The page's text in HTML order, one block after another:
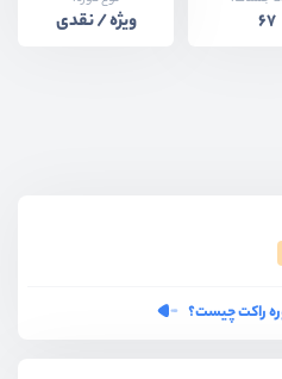
67 ویژه / نقدی
راکت چیست؟